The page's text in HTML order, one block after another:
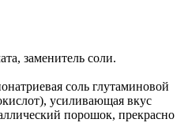
заменитель соли.
соль глутаминовой
усиливающая вкус
порошок, прекрасно